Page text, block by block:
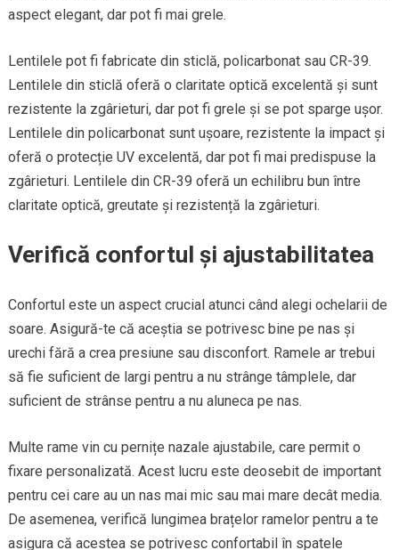
aspect elegant, dar pot fi mai grele.
Lentilele pot fi fabricate din sticlă, policarbonat sau CR-39.
Lentilele din sticlă oferă o claritate optică excelentă și sunt
rezistente la zgârieturi, dar pot fi grele și se pot sparge ușor.
Lentilele din policarbonat sunt ușoare, rezistente la impact și
oferă o protecție UV excelentă, dar pot fi mai predispuse la
zgârieturi. Lentilele din CR-39 oferă un echilibru bun între
claritate optică, greutate și rezistență la zgârieturi.
Verifică confortul și ajustabilitatea
Confortul este un aspect crucial atunci când alegi ochelarii de
soare. Asigură-te că aceștia se potrivesc bine pe nas și
urechi fără a crea presiune sau disconfort. Ramele ar trebui
să fie suficient de largi pentru a nu strânge tâmplele, dar
suficient de strânse pentru a nu aluneca pe nas.
Multe rame vin cu pernițe nazale ajustabile, care permit o
fixare personalizată. Acest lucru este deosebit de important
pentru cei care au un nas mai mic sau mai mare decât media.
De asemenea, verifică lungimea brațelor ramelor pentru a te
asigura că acestea se potrivesc confortabil în spatele